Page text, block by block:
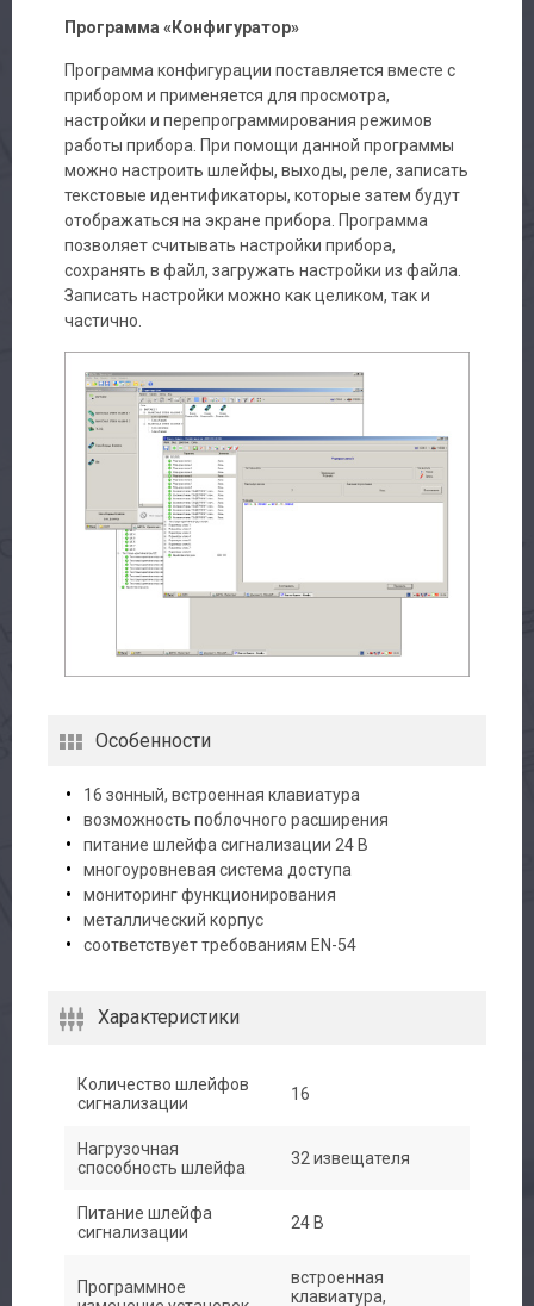
Программа «Конфигуратор»
Программа конфигурации поставляется вместе с
прибором и применяется для просмотра,
настройки и перепрограммирования режимов
работы прибора. При помощи данной программы
можно настроить шлейфы, выходы, реле, записать
текстовые идентификаторы, которые затем будут
отображаться на экране прибора. Программа
позволяет считывать настройки прибора,
сохранять в файл, загружать настройки из файла.
Записать настройки можно как целиком, так и
частично.
Особенности
16 зонный, встроенная клавиатура
возможность поблочного расширения
питание шлейфа сигнализации 24 В
многоуровневая система доступа
мониторинг функционирования
металлический корпус
соответствует требованиям EN-54
Характеристики
Количество шлейфов
сигнализации
16
Нагрузочная
способность шлейфа
32 извещателя
Питание шлейфа
сигнализации
24 В
Программное
встроенная
клавиатура,